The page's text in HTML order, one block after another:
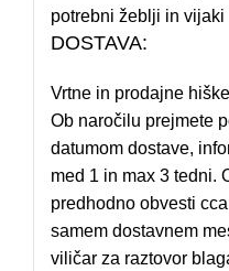
potrebni žeblji in
DOSTAVA:
Vrtne in prodajne
Ob naročilu prejmete
datumom dostave,
med 1 in max 3 tedni.
predhodno obvesti
samem dostavnem
viličar za raztovor